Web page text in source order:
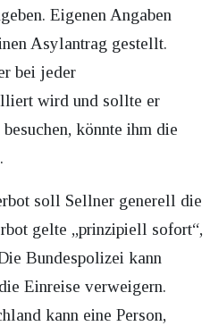
Eigenen Angaben
Asylantrag gestellt.
bei jeder
wird und sollte er
könnte ihm die
soll Sellner generell die
gelte „prinzipiell sofort“,
Bundespolizei kann
Einreise verweigern.
kann eine Person,